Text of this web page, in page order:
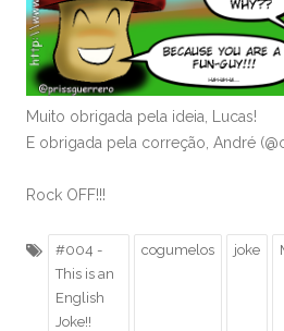
Muito obrigada pela ideia, Lucas!
E obrigada pela correção, André
Rock OFF!!!
#004 -
This is an
English
Joke!!
cogumelos joke